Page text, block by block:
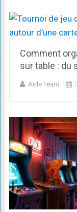
Comment
sur table : du
Aide Team